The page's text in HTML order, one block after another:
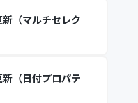
（マルチセレク
（日付プロパテ